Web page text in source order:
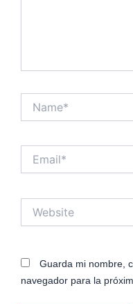
Guarda mi nombre,
navegador para la